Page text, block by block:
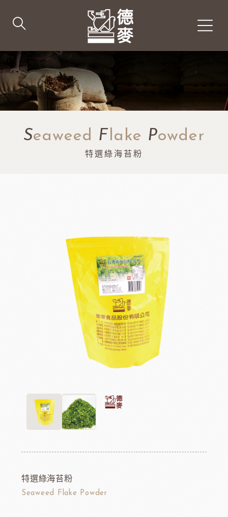
Seaweed F lake Powder
特選綠海苔粉
特選綠海苔粉
Seaweed Flake Powder